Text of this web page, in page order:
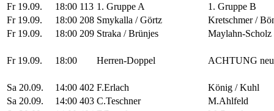
Fr 19.09.
18:00 113 1. Gruppe A
1. Gruppe B
Fr 19.09.
18:00 208 Smykalla / Görtz
Kretschmer /
Fr 19.09.
18:00 209 Straka / Brünjes Maylahn-Scholz
Fr 19.09. 18:00 Herren-Doppel ACHTUNG
Sa 20.09. 14:00 402 F.Erlach
König / Kuhl
Sa 20.09.
14:00 403 C.Teschner
M.Ahlfeld